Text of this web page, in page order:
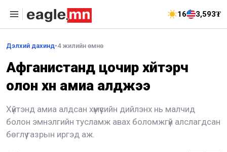
16 3,593₮
Дэлхий дахинд•4 жилийн өмнө
Афганистанд цочир хүйтэрч
олон хүн амиа алджээ
Хүйтэнд амиа алдсан хүмүүсийн дийлэнх нь малчид
болон эмнэлгийн тусламж авах боломжгүй алслагдсан
бөглүү газрын иргэд аж.